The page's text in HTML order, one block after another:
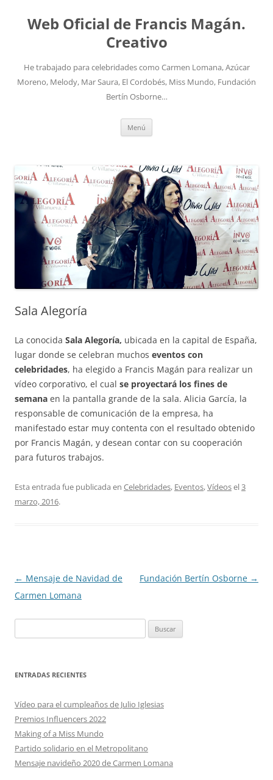
contenido
Web Oficial de Francis Magán.
Creativo
He trabajado para celebridades como Carmen Lomana, Azúcar
Moreno, Melody, Mar Saura, El Cordobés, Miss Mundo, Fundación
Bertín Osborne…
Menú
Sala Alegoría
La conocida Sala Alegoría, ubicada en la capital de España,
lugar donde se celebran muchos eventos con
celebridades, ha elegido a Francis Magán para realizar un
vídeo corporativo, el cual se proyectará los fines de
semana en la pantalla grande de la sala. Alicia García, la
responsable de comunicación de la empresa, ha
manifestado estar muy contenta con el resultado obtenido
por Francis Magán, y desean contar con su cooperación
para futuros trabajos.
Esta entrada fue publicada en Celebridades, Eventos,Vídeosel3
marzo, 2016.
Navegación
de
← Mensaje de Navidad de
Carmen Lomana
Fundación Bertín Osborne →
ENTRADAS RECIENTES
Vídeo para el cumpleaños de Julio Iglesias
Premios Influencers 2022
Making of a Miss Mundo
Partido solidario en el Metropolitano
Mensaje navideño 2020 de Carmen Lomana